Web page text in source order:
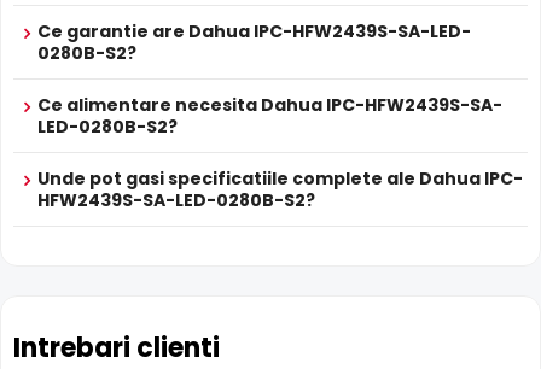
atat in interior, cat si in exterior(-40° ... 60° C), avand o
carcasa din metal, de tip "cu picior".
LED-uri CU LUMINA ALBA pana la 30 metri
color de la o distanta de pana la 30 , fiind echipata cu un
iluminator LED cu lumina alba (nu in infrarosu).
Ce garantie are Dahua IPC-HFW2439S-SA-LED-
0280B-S2?
Ce alimentare necesita Dahua IPC-HFW2439S-SA-
LED-0280B-S2?
Unde pot gasi specificatiile complete ale Dahua IPC-
HFW2439S-SA-LED-0280B-S2?
Intrebari clienti